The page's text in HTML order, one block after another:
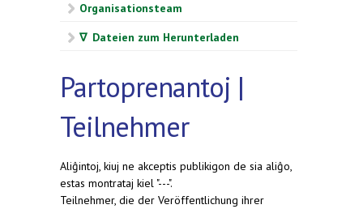
Organisationsteam
∇ Dateien zum Herunterladen
Partoprenantoj |
Teilnehmer
Aliĝintoj, kiuj ne akceptis publikigon de sia aliĝo,
estas montrataj kiel "---".
Teilnehmer, die der Veröffentlichung ihrer